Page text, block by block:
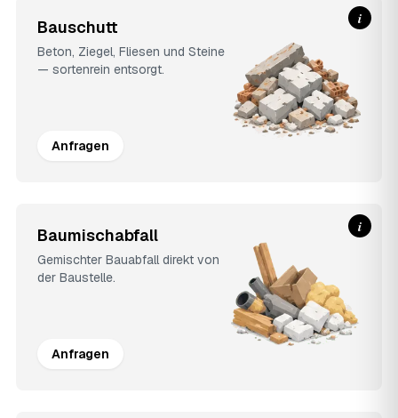
Bauschutt
Beton, Ziegel, Fliesen und Steine
— sortenrein entsorgt.
Anfragen
i
Baumischabfall
Gemischter Bauabfall direkt von
der Baustelle.
Anfragen
i